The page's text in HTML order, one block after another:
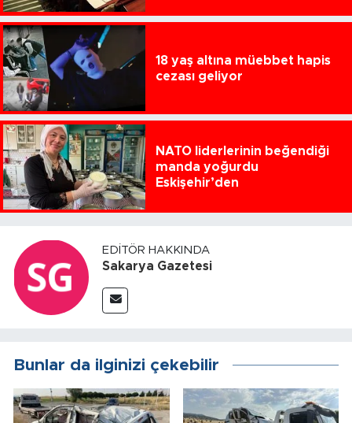
18 yaş altına müebbet hapis
cezası geliyor
NATO liderlerinin beğendiği
manda yoğurdu
Eskişehir’den
EDITÖR HAKKINDA
Sakarya Gazetesi
Bunlar da ilginizi çekebilir